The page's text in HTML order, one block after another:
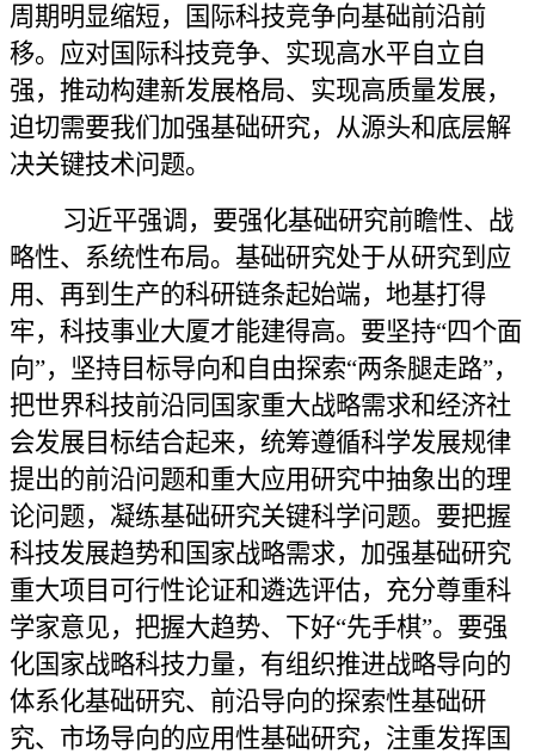
周期明显缩短，国际科技竞争向基础前沿前
移。应对国际科技竞争、实现高水平自立自
强，推动构建新发展格局、实现高质量发展，
迫切需要我们加强基础研究，从源头和底层解
决关键技术问题。
习近平强调，要强化基础研究前瞻性、战
略性、系统性布局。基础研究处于从研究到应
用、再到生产的科研链条起始端，地基打得
牢，科技事业大厦才能建得高。要坚持“四个面
向”，坚持目标导向和自由探索“两条腿走路”，
把世界科技前沿同国家重大战略需求和经济社
会发展目标结合起来，统筹遵循科学发展规律
提出的前沿问题和重大应用研究中抽象出的理
论问题，凝练基础研究关键科学问题。要把握
科技发展趋势和国家战略需求，加强基础研究
重大项目可行性论证和遴选评估，充分尊重科
学家意见，把握大趋势、下好“先手棋”。要强
化国家战略科技力量，有组织推进战略导向的
体系化基础研究、前沿导向的探索性基础研
究、市场导向的应用性基础研究，注重发挥国